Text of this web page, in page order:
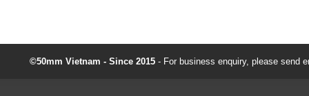
©50mm Vietnam - Since 2015- For business enquiry, please send